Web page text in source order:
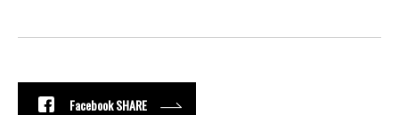
Facebook SHARE